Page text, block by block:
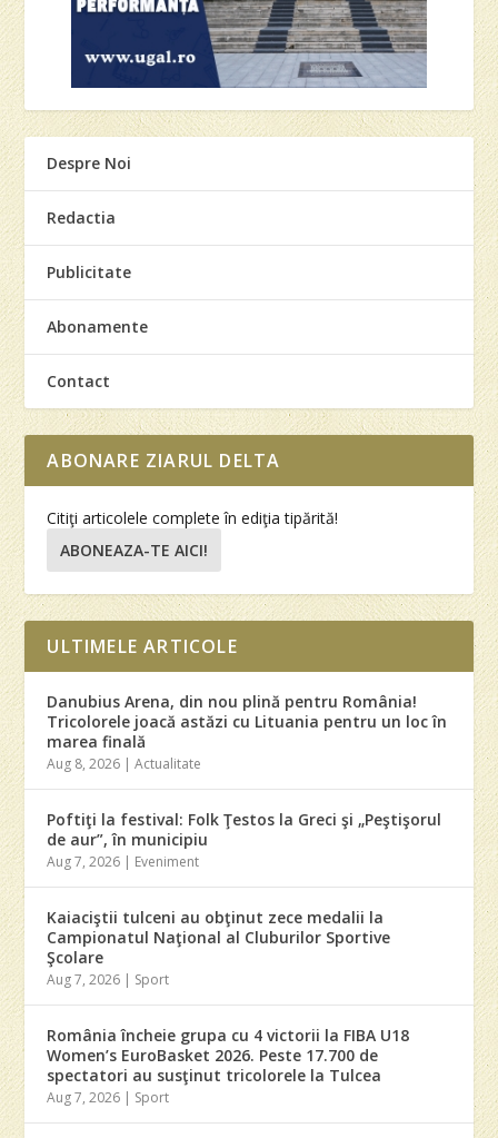
Despre Noi
Redactia
Publicitate
Abonamente
Contact
ABONARE ZIARUL DELTA
Citiţi articolele complete în ediţia tipărită!
ABONEAZA-TE AICI!
ULTIMELE ARTICOLE
Danubius Arena, din nou plină pentru România!
Tricolorele joacă astăzi cu Lituania pentru un loc în
marea finală
Aug 8, 2026 |Actualitate
Poftiţi la festival: Folk Ţestos la Greci şi „Peştişorul
de aur”, în municipiu
Aug 7, 2026 | Eveniment
Kaiaciştii tulceni au obţinut zece medalii la
Campionatul Naţional al Cluburilor Sportive
Şcolare
Aug 7, 2026 | Sport
România încheie grupa cu 4 victorii la FIBA U18
Women’s EuroBasket 2026. Peste 17.700 de
spectatori au susţinut tricolorele la Tulcea
Aug 7, 2026 | Sport